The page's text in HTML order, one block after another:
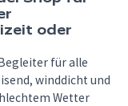
oder
für alle
winddicht und
Wetter